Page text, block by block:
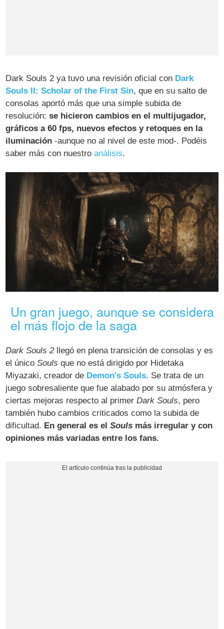
Dark Souls 2 ya tuvo una revisión oficial con Dark
Souls II: Scholar of the First Sin, que en su salto de
consolas aportó más que una simple subida de
resolución:se hicieron cambios en el multijugador,
gráficos a 60 fps, nuevos efectos y retoques en la
iluminación -aunque no al nivel de este mod-. Podéis
saber más con nuestroanálisis.
Un gran juego, aunque se considera
el más flojo de la saga
Dark Souls 2llegó en plena transición de consolas y es
el únicoSouls que no está dirigido por Hidetaka
Miyazaki, creador de Demon's Souls. Se trata de un
juego sobresaliente que fue alabado por su atmósfera y
ciertas mejoras respecto al primerDark Souls, pero
también hubo cambios criticados como la subida de
dificultad. En general es elSouls más irregular y con
opiniones más variadas entre los fans.